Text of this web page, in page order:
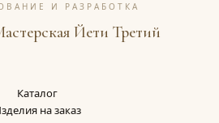
И РАЗРАБОТКА
Йети Третий
Каталог
на заказ